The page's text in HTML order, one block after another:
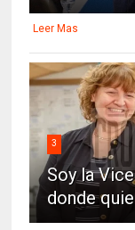
Leer Mas
3
Soy la
donde